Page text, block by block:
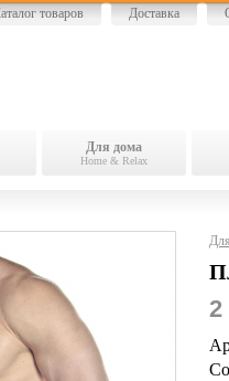
товаров Доставка
Для дома
Home & Relax
2